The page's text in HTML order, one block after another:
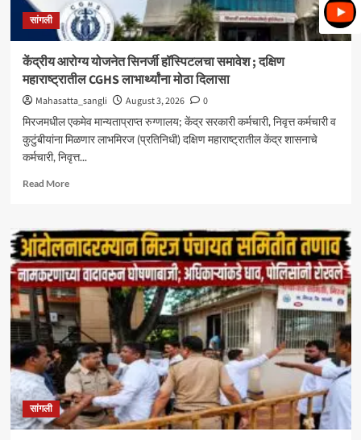
बिनविरोध
सांगली
केंद्रीय आरोग्य योजनेत सिनर्जी हॉस्पिटलचा समावेश ; दक्षिण
महाराष्ट्रातील CGHS लाभार्थ्यांना मोठा दिलासा
Mahasatta_sangli August 3, 2026
0
मिरजमधील एकमेव मान्यताप्राप्त रुग्णालय; केंद्र सरकारी कर्मचारी, निवृत्त कर्मचारी व
कुटुंबीयांना मिळणार लाभमिरज (प्रतिनिधी) दक्षिण महाराष्ट्रातील केंद्र शासनाचे
कर्मचारी, निवृत्त...
Read MoreRead
केंद्रीय
आरोग्य
योजनेत
सिनर्जी
हॉस्पिटलचा
समावेश
;
दक्षिण
महाराष्ट्रातील
CGHS
लाभार्थ्यांना
मोठा
दिलासा
सांगली